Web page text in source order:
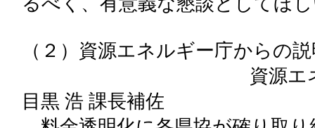
（２）資源エネルギー庁からの
資源エネルギー庁
目黒 浩 課長補佐